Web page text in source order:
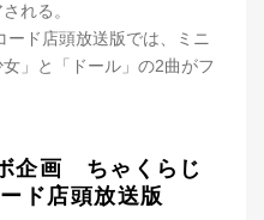
れる。
ド店頭放送版では、ミニ
」と「ドール」の2曲がフ
企画 ちゃくらじ
ド店頭放送版